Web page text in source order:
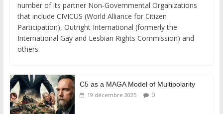
number of its partner Non-Governmental Organizations
that include CIVICUS (World Alliance for Citizen
Participation), Outright International (formerly the
International Gay and Lesbian Rights Commission) and
others.
C5 as a MAGA Model of Multipolarity
19 décembre 2025 0